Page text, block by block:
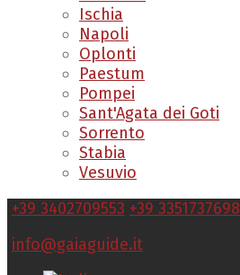
Ischia
Napoli
Oplonti
Paestum
Pompei
Sant'Agata dei Goti
Sorrento
Stabia
Vesuvio
+39 3402709553 +39 3351737698
info@gaiaguide.it